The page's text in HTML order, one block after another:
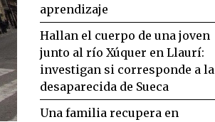
aprendizaje
Hallan el cuerpo de una joven
junto al río Xúquer en Llaurí:
investigan si corresponde a la
desaparecida de Sueca
Una familia recupera en